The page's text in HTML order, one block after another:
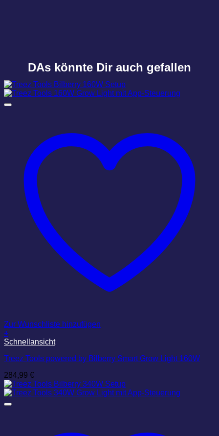
DAs könnte Dir auch gefallen
Zur Wunschliste hinzufügen
+
Schnellansicht
Treez Tools powered by Bilberry Smart Grow Light 160W
284,99 €